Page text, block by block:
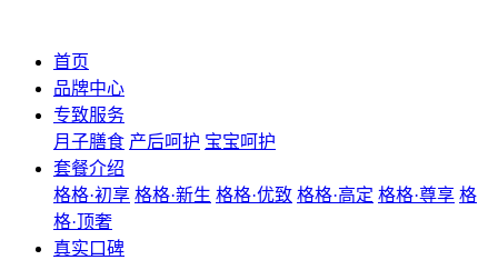
首页
品牌中心
专致服务
月子膳食 产后呵护 宝宝呵护
套餐介绍
格格·初享 格格·新生 格格·优致 格格·高定 格格·尊享 格
格·顶奢
真实口碑